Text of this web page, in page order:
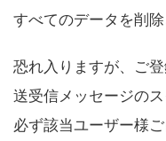
すべてのデータを削
恐れ入りますが、ご
送受信メッセージの
必ず該当ユーザー様